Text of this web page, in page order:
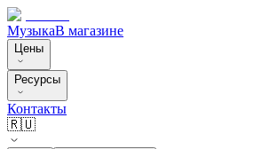
МузыкаВ магазине
Цены
Ресурсы
Контакты
🇷🇺